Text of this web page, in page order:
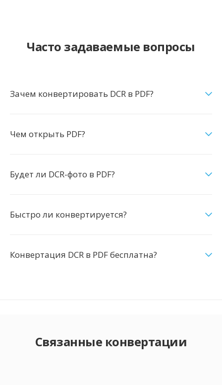
Часто задаваемые вопросы
Зачем конвертировать DCR в PDF?
Чем открыть PDF?
Будет ли DCR-фото в PDF?
Быстро ли конвертируется?
Конвертация DCR в PDF бесплатна?
Связанные конвертации